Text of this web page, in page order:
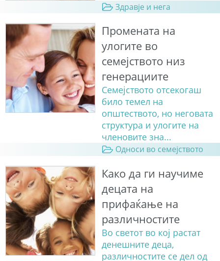
Здравје и нега
Промената на
улогите во
семејството низ
генерациите
Семејството отсекогаш
било темел на
општеството, но неговата
структура и улогите на
членовите зна...
Односи во семејството
Како да ги научиме
децата на
прифаќање на
различностите
Во светот во кој растат
денешните деца,
различностите се дел од